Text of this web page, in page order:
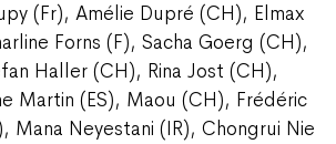
(Fr), Amélie Dupré (CH), Elmax
Forns (F), Sacha Goerg (CH),
Haller (CH), Rina Jost (CH),
Martin (ES), Maou (CH), Frédéric
Mana Neyestani (IR), Chongrui Nie